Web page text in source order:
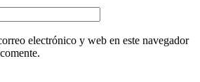
electrónico y web en este navegador